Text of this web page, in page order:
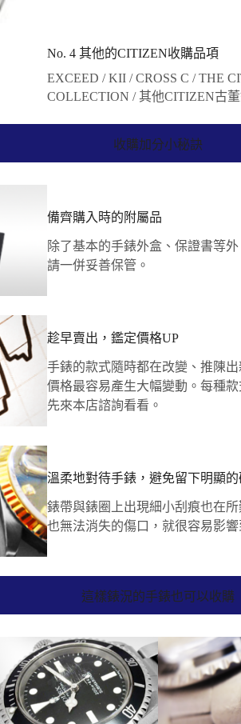
No. 4 其他的CITIZEN收購品項
EXCEED / KII / CROSS C / THE
COLLECTION / 其他CITIZEN古
收購加分小秘訣
備齊購入時的附屬品
除了基本的手錶外盒、保證書等
請一併妥善保管。
趁早賣出，鑑定價格UP
手錶的款式隨時都在改變、推陳
價格最容易產生大幅變動。每種
先來本店諮詢看看。
溫柔地對待手錶，避免留下明顯
錶帶與錶圈上出現細小刮痕也在
也無法消失的傷口，就很容易影
這樣錶況的手錶也可以收購